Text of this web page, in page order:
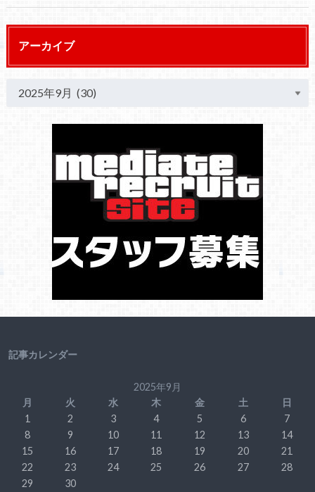
アーカイブ
記事カレンダー
2025年9月
月
火 水 木 金 土
日
1
2 3 4 5 6
7
8
9 10 11 12 13
14
15
16 17 18 19 20
21
22
23 24 25 26 27
28
29
30